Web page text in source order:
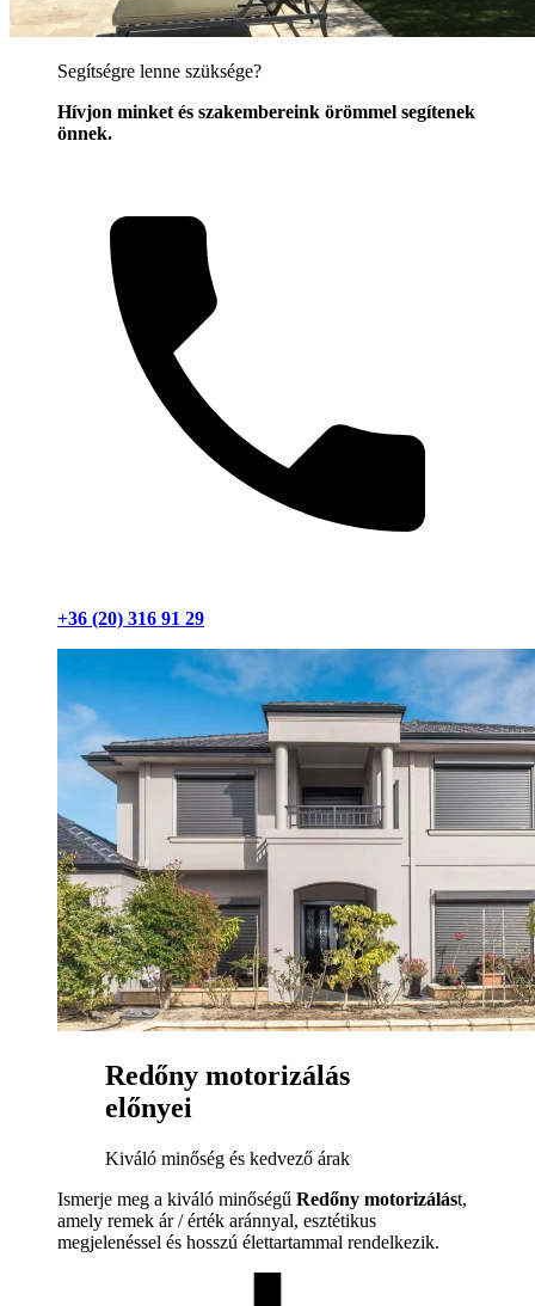
Segítségre lenne szüksége?
Hívjon minket és szakembereink örömmel segítenek
önnek.
+36 (20) 316 91 29
Redőny motorizálás
előnyei
Kiváló minőség és kedvező árak
Ismerje meg a kiváló minőségű Redőny motorizálást,
amely remek ár / érték aránnyal, esztétikus
megjelenéssel és hosszú élettartammal rendelkezik.